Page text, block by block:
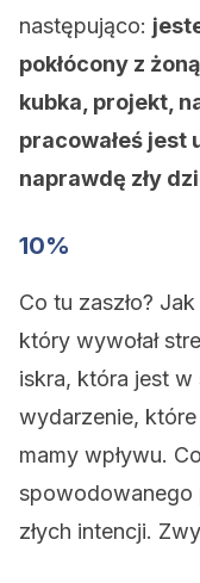
następująco:
pokłócony z
kubka, projekt,
pracowałeś jest
naprawdę zły
10%
Co tu zaszło?
który wywołał
iskra, która jest
wydarzenie,
mamy wpływu.
spowodowanego
złych intencji.